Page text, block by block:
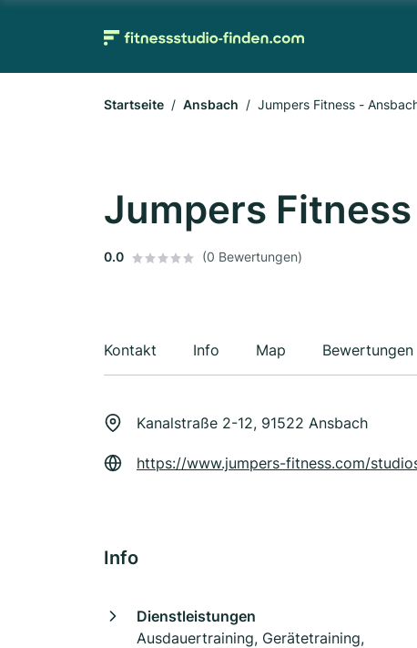
Startseite Ansbach Jumpers Fitness -
Jumpers
0.0 (0 Bewertungen)
Kontakt Info Map Bewertungen
Kanalstraße 2-12, 91522 Ansbach
https://www.jumpers-fitness.com/
Info
Dienstleistungen
Ausdauertraining, Gerätetraining,